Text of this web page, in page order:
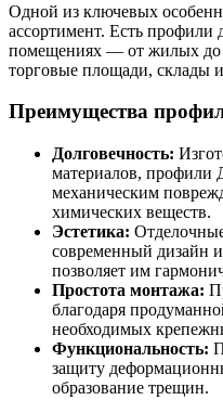
Одной из ключевых
ассортимент. Есть профили
помещениях — от жилых до
торговые площади, склады
Преимущества
Долговечность:
материалов, профили
механическим
химических веществ.
Эстетика:
современный дизайн и
позволяет им
Простота монтажа:
благодаря
необходимых
Функциональность:
защиту
образование трещин.